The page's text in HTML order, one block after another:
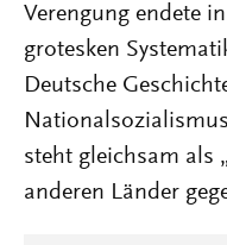
Verengung endete
grotesken
Deutsche
steht gleichsam als
anderen Länder